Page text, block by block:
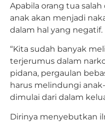
Apabila orang tua
anak akan menjadi
dalam hal yang negatif.
“Kita sudah banyak
terjerumus dalam
pidana, pergaulan
harus melindungi
dimulai dari dalam
Dirinya menyebutkan